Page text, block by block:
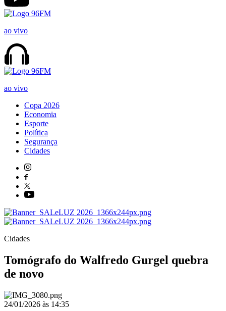
ao vivo
ao vivo
Copa 2026
Economia
Esporte
Política
Segurança
Cidades
Cidades
Tomógrafo do Walfredo Gurgel quebra
de novo
24/01/2026 às 14:35